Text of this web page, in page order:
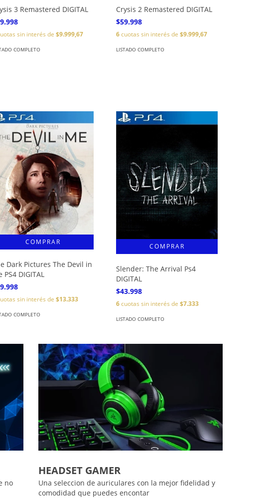
3 Remastered DIGITAL
sin interés de$9.999,67
COMPLETO
Crysis 2 Remastered DIGITAL
$59.998
6cuotas sin interés de$9.999,67
LISTADO COMPLETO
Dark Pictures The Devil in
PS4 DIGITAL
sin interés de$13.333
COMPLETO
Slender: The Arrival Ps4
DIGITAL
$43.998
6cuotas sin interés de$7.333
LISTADO COMPLETO
no
HEADSET GAMER
Una seleccion de auriculares con la mejor fidelidad y
comodidad que puedes encontar